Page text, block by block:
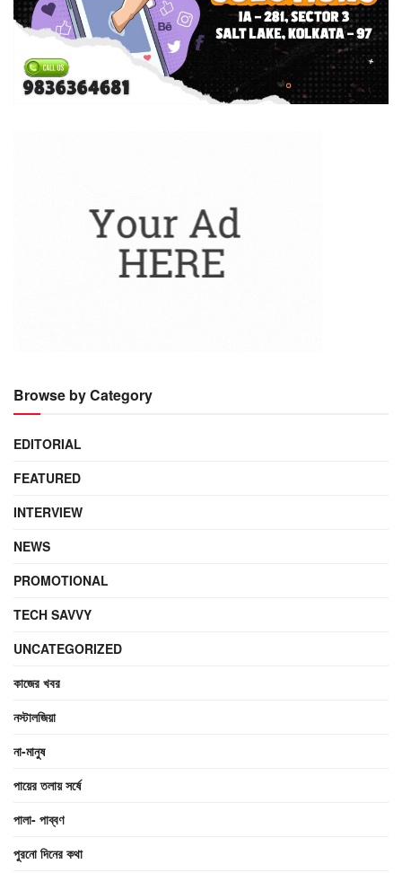
Browse by Category
EDITORIAL
FEATURED
INTERVIEW
NEWS
PROMOTIONAL
TECH SAVVY
UNCATEGORIZED
কাজের খবর
নস্টালজিয়া
না-মানুষ
পায়ের তলায় সর্ষে
পালা- পাব্বণ
পুরনো দিনের কথা